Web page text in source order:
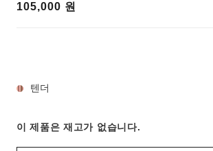
105,000 원
텐더
이 제품은재고가 없습니다.